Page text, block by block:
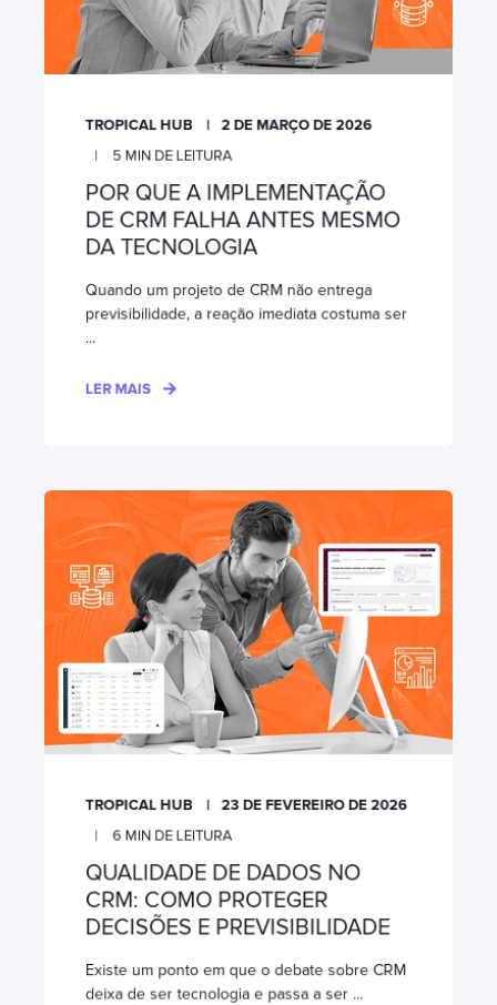
TROPICAL HUB
2 DE MARÇO DE 2026
5 MIN DE LEITURA
POR QUE A IMPLEMENTAÇÃO
DE CRM FALHA ANTES MESMO
DA TECNOLOGIA
Quando um projeto de CRM não entrega
previsibilidade, a reação imediata costuma ser
...
LER MAIS
TROPICAL HUB 23 DE FEVEREIRO DE 2026
6 MIN DE LEITURA
QUALIDADE DE DADOS NO
CRM: COMO PROTEGER
DECISÕES E PREVISIBILIDADE
Existe um ponto em que o debate sobre CRM
deixa de ser tecnologia e passa a ser ...